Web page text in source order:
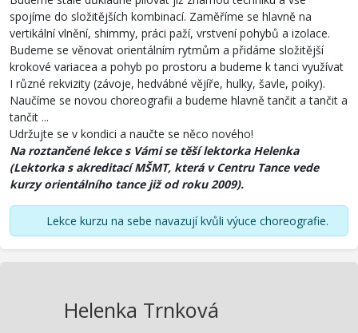
spojíme do složitějších kombinací. Zaměříme se hlavně na
vertikální vlnění, shimmy, práci paží, vrstvení pohybů a izolace.
Budeme se věnovat orientálním rytmům a přidáme složitější
krokové variacea a pohyb po prostoru a budeme k tanci využívat
I různé rekvizity (závoje, hedvábné vějíře, hulky, šavle, poiky).
Naučíme se novou choreografii a budeme hlavně tančit a tančit a
tančit ...
Udržujte se v kondici a naučte se něco nového!
Na roztančené lekce s Vámi se těší lektorka Helenka
(Lektorka s akreditací MŠMT, která v Centru Tance vede
kurzy orientálního tance již od roku 2009).
Lekce kurzu na sebe navazují kvůli výuce choreografie.
Helenka Trnková